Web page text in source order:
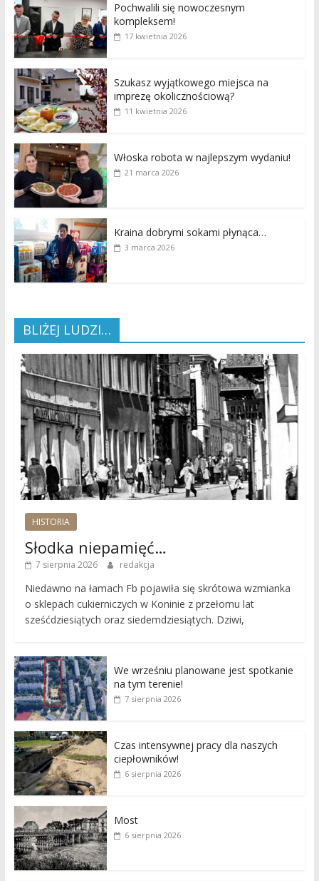
Pochwalili się nowoczesnym
kompleksem!
17 kwietnia 2026
Szukasz wyjątkowego miejsca na
imprezę okolicznościową?
11 kwietnia 2026
Włoska robota w najlepszym wydaniu!
21 marca 2026
Kraina dobrymi sokami płynąca…
3 marca 2026
BLIŻEJ LUDZI…
HISTORIA
Słodka niepamięć…
7 sierpnia 2026 redakcja
Niedawno na łamach Fb pojawiła się skrótowa wzmianka
o sklepach cukierniczych w Koninie z przełomu lat
sześćdziesiątych oraz siedemdziesiątych. Dziwi,
We wrześniu planowane jest spotkanie
na tym terenie!
7 sierpnia 2026
Czas intensywnej pracy dla naszych
ciepłowników!
6 sierpnia 2026
Most
6 sierpnia 2026